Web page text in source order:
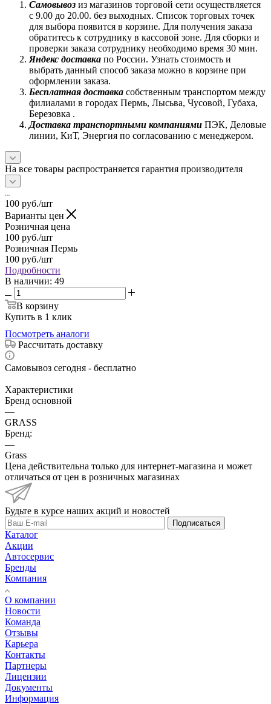
Самовывоз из магазинов торговой сети осуществляется
с 9.00 до 20.00. без выходных. Список торговых точек
для выбора появится в корзине. Для получения заказа
обратитесь к сотруднику в кассовой зоне. Для сборки и
проверки заказа сотруднику необходимо время 30 мин.
Яндекс доставка по России. Узнать стоимость и
выбрать данный способ заказа можно в корзине при
оформлении заказа.
Бесплатная доставка собственным транспортом между
филиалами в городах Пермь, Лысьва, Чусовой, Губаха,
Березовка .
Доставка транспортными компаниями ПЭК, Деловые
линии, КиТ, Энергия по согласованию с менеджером.
На все товары распространяется гарантия производителя
100 руб./шт
Варианты цен
Розничная цена
100 руб./шт
Розничная Пермь
100 руб./шт
Подробности
В наличии: 49
В корзину
Купить в 1 клик
Посмотреть аналоги
Рассчитать доставку
Самовывоз сегодня - бесплатно
Характеристики
Бренд основной
—
GRASS
Бренд:
—
Grass
Цена действительна только для интернет-магазина и может
отличаться от цен в розничных магазинах
Будьте в курсе наших акций и новостей
Подписаться
Каталог
Акции
Автосервис
Бренды
Компания
О компании
Новости
Команда
Отзывы
Карьера
Контакты
Партнеры
Лицензии
Документы
Информация